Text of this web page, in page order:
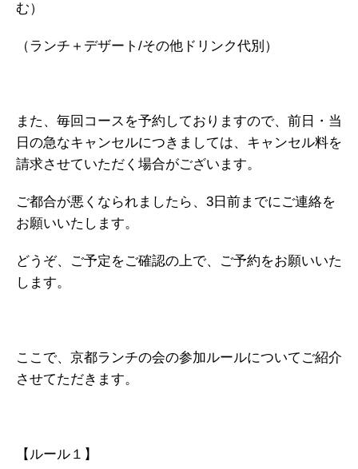
む）
（ランチ＋デザート/その他ドリンク代別）
また、毎回コースを予約しておりますので、前日・当
日の急なキャンセルにつきましては、キャンセル料を
請求させていただく場合がございます。
ご都合が悪くなられましたら、3日前までにご連絡を
お願いいたします。
どうぞ、ご予定をご確認の上で、ご予約をお願いいた
します。
ここで、京都ランチの会の参加ルールについてご紹介
させてただきます。
【ルール１】